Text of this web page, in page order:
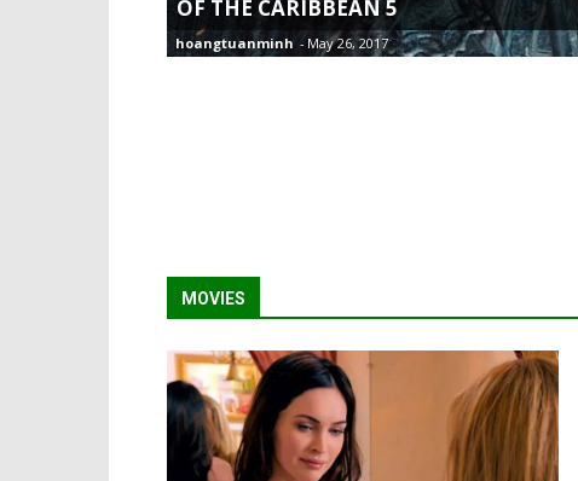
OF THE CARIBBEAN 5
hoangtuanminh - May 26, 2017
MOVIES